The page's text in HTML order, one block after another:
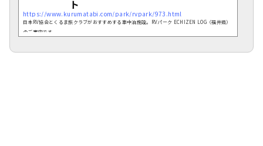
ト
https://www.kurumatabi.com/park/rvpark/973.html
日本RV協会とくるま旅クラブがおすすめする車中泊施設。RVパーク ECHIZEN LOG（福井県）
のご案内です。